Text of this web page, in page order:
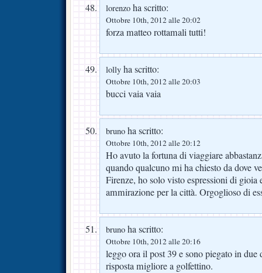
lorenzo ha scritto:
Ottobre 10th, 2012 alle 20:02
forza matteo rottamali tutti!
lolly ha scritto:
Ottobre 10th, 2012 alle 20:03
bucci vaia vaia
bruno ha scritto:
Ottobre 10th, 2012 alle 20:12
Ho avuto la fortuna di viaggiare
quando qualcuno mi ha chiesto da dove
Firenze, ho solo visto espressioni di gioia
ammirazione per la città. Orgoglioso di
bruno ha scritto:
Ottobre 10th, 2012 alle 20:16
leggo ora il post 39 e sono piegato in due
risposta migliore a golfettino.